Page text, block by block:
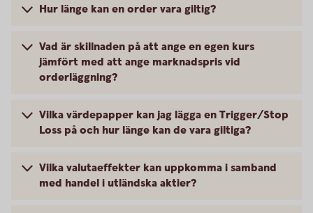
Hur länge kan en order vara giltig?
Vad är skillnaden på att ange en egen kurs
jämfört med att ange marknadspris vid
orderläggning?
Vilka värdepapper kan jag lägga en Trigger/Stop
Loss på och hur länge kan de vara giltiga?
Vilka valutaeffekter kan uppkomma i samband
med handel i utländska aktier?